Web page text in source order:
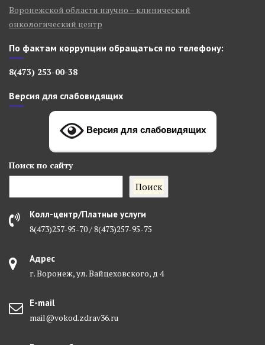
Воронежской области научно – клинический
онкологический центр
По фактам коррупции обращаться по телефону:
8(473) 253-00-38
Версия для слабовидящих
Версия для слабовидящих
Поиск по сайту
Поиск
Колл-центр/Платные услуги
8(473)257-95-70 / 8(473)257-95-75
Адрес
г. Воронеж, ул. Вайцеховского, д 4
E-mail
mail@vokod.zdrav36.ru